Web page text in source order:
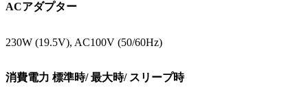
ACアダプター
230W (19.5V), AC100V (50/60Hz)
消費電力 標準時/ 最大時/ スリープ時